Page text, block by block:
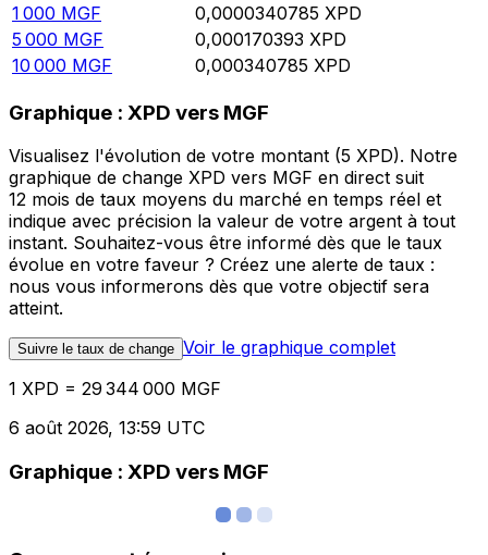
1 000 MGF 0,0000340785 XPD
5 000 MGF 0,000170393 XPD
10 000 MGF 0,000340785 XPD
Graphique : XPD vers MGF
Visualisez l'évolution de votre montant (5 XPD). Notre
graphique de change XPD vers MGF en direct suit
12 mois de taux moyens du marché en temps réel et
indique avec précision la valeur de votre argent à tout
instant. Souhaitez-vous être informé dès que le taux
évolue en votre faveur ? Créez une alerte de taux :
nous vous informerons dès que votre objectif sera
atteint.
Suivre le taux de change Voir le graphique complet
1 XPD = 29 344 000 MGF
6 août 2026, 13:59 UTC
Graphique : XPD vers MGF